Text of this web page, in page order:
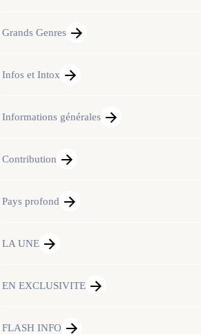
Grands Genres
Infos et Intox
Informations générales
Contribution
Pays profond
LA UNE
EN EXCLUSIVITE
FLASH INFO